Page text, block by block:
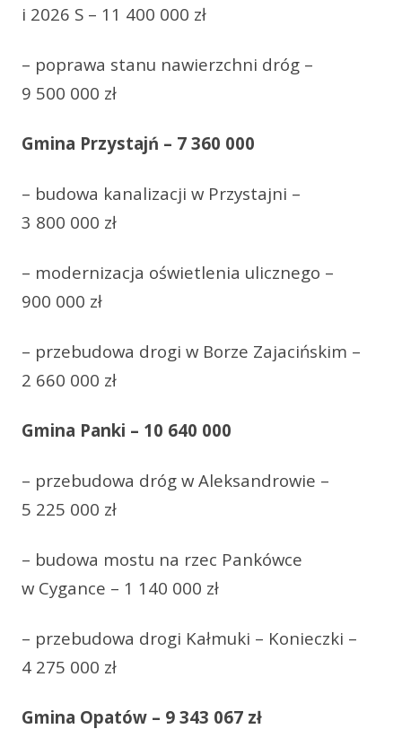
i 2026 S – 11 400 000 zł
– poprawa stanu nawierzchni dróg –
9 500 000 zł
Gmina Przystajń – 7 360 000
– budowa kanalizacji w Przystajni –
3 800 000 zł
– modernizacja oświetlenia ulicznego –
900 000 zł
– przebudowa drogi w Borze Zajacińskim –
2 660 000 zł
Gmina Panki – 10 640 000
– przebudowa dróg w Aleksandrowie –
5 225 000 zł
– budowa mostu na rzec Pankówce
w Cygance – 1 140 000 zł
– przebudowa drogi Kałmuki – Konieczki –
4 275 000 zł
Gmina Opatów – 9 343 067 zł